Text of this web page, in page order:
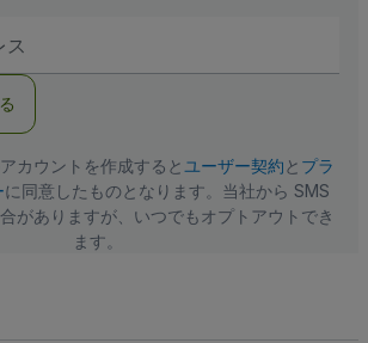
カウントを作成すると ユーザー契約と プラ
に同意したものとなります。当社から SMS
がありますが、いつでもオプトアウトでき
ます。